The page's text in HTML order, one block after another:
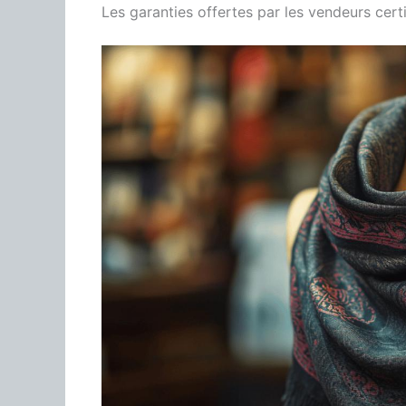
Les garanties offertes par les vendeurs